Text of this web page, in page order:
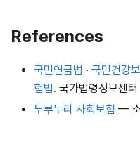
References
국민연금법 · 국민건강
험법. 국가법령정보센터
두루누리 사회보험 — 소